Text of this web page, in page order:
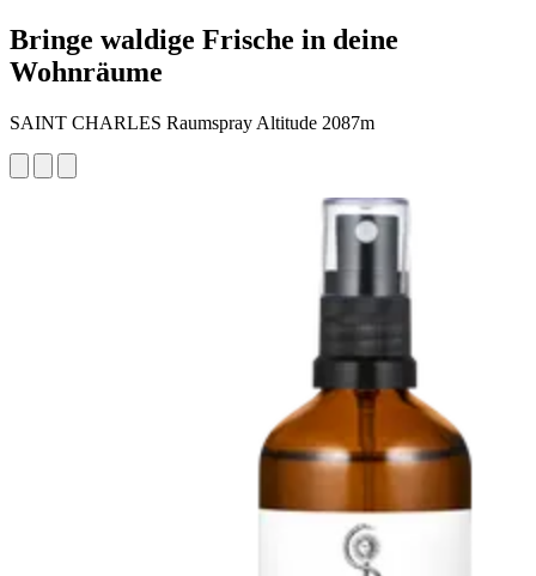
Bringe waldige Frische in deine
Wohnräume
SAINT CHARLES Raumspray Altitude 2087m